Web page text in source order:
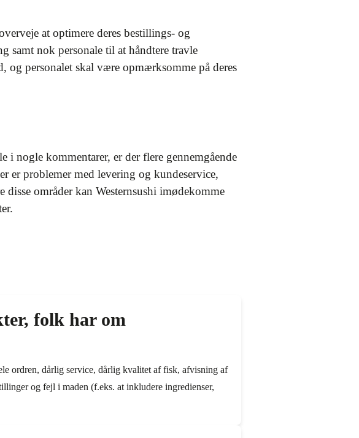
at optimere deres bestillings- og
samt nok personale til at håndtere travle
og personalet skal være opmærksomme på deres
i nogle kommentarer, er der flere gennemgående
er problemer med levering og kundeservice,
områder kan Westernsushi imødekomme
folk har om
ordren, dårlig service, dårlig kvalitet af fisk, afvisning af
og fejl i maden (f.eks. at inkludere ingredienser,